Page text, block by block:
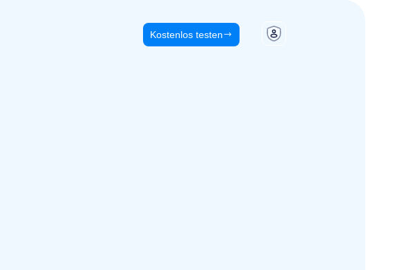
Kostenlos testen